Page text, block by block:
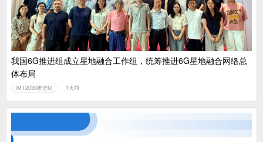
我国6G推进组成立星地融合工作组，统筹推进6G星地融合网络总
体布局
IMT2030推进组 1天前